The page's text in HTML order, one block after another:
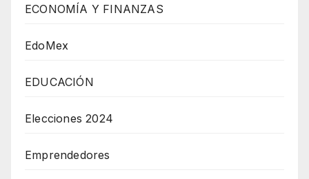
ECONOMÍA Y FINANZAS
EdoMex
EDUCACIÓN
Elecciones 2024
Emprendedores